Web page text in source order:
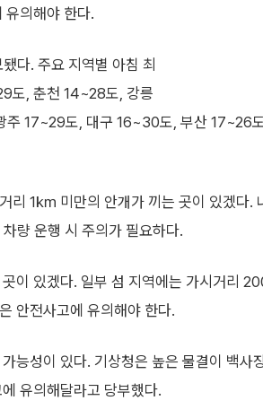
유의해야 한다.
다. 주요 지역별 아침 최
도, 춘천 14~28도, 강릉
17~29도, 대구 16~30도, 부산 17~26
리 1㎞ 미만의 안개가 끼는 곳이 있겠다.
량 운행 시 주의가 필요하다.
이 있겠다. 일부 섬 지역에는 가시거리
안전사고에 유의해야 한다.
능성이 있다. 기상청은 높은 물결이 백사
유의해달라고 당부했다.